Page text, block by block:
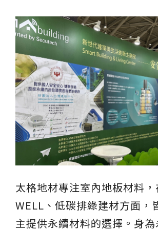
搜尋
搜尋
ESG 碳足跡計算器
太格奧運五環 台灣綠建材
太格地材專注室內地板材料，
WELL、低碳排綠建材方面，
主提供永續材料的選擇。身